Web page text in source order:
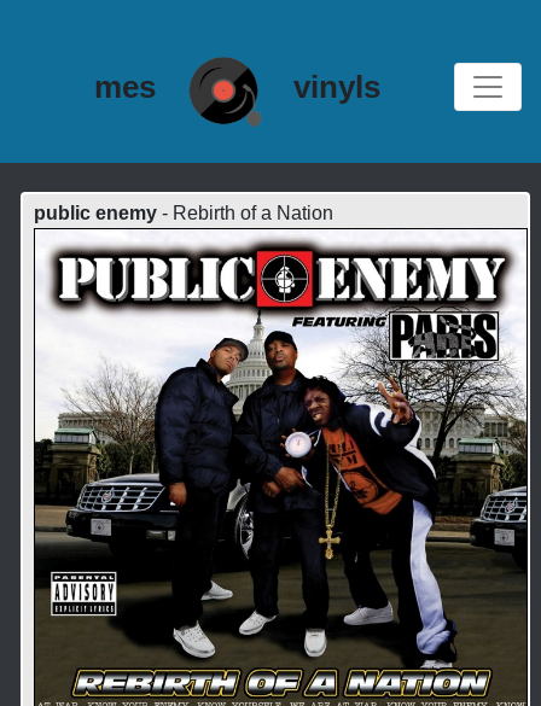
mes vinyls
public enemy- Rebirth of a Nation